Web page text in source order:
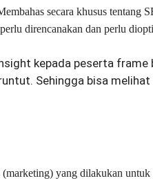
secara khusus tentang
direncanakan dan perlu
kepada peserta frame
Sehingga bisa melihat
yang dilakukan untuk